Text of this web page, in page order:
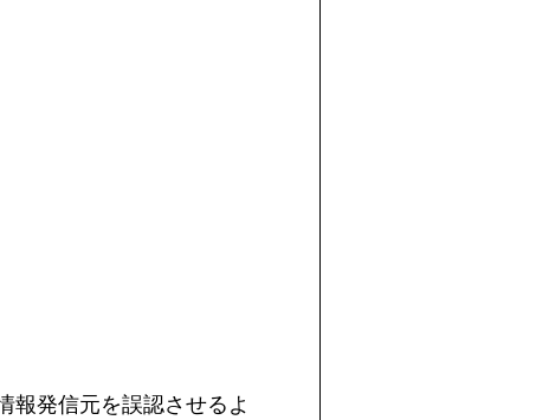
報発信元を誤認させるよ